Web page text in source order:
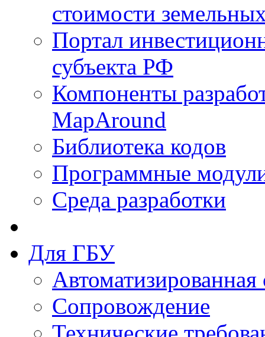
стоимости
Портал
субъекта РФ
Компоненты
MapAround
Библиотека кодов
Программные
Среда разработки
Для ГБУ
Сопровождение